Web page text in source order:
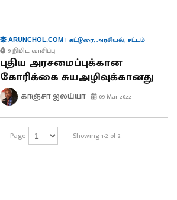
ARUNCHOL.COM| கட்டுரை,அரசியல், சட்டம்
9 நிமிட வாசிப்பு
புதிய அரசமைப்புக்கான
கோரிக்கை சுயஅழிவுக்கானது
காஞ்சா ஐலய்யா 09 Mar 2022
Page Showing 1-2 of 2